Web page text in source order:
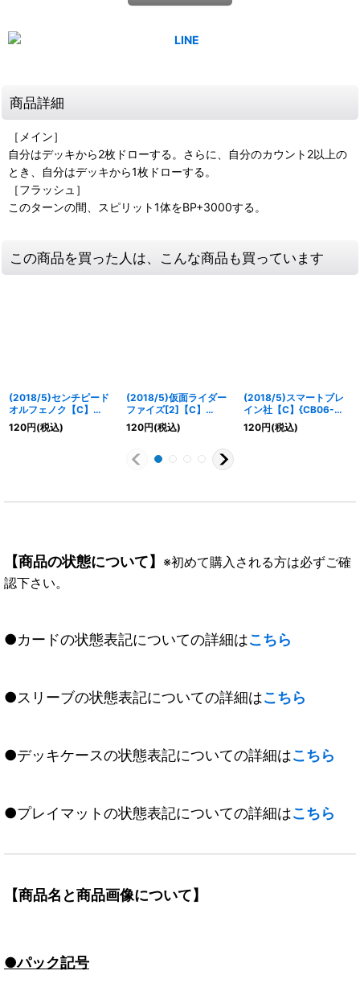
商品詳細
［メイン］
自分はデッキから2枚ドローする。さらに、自分のカウント2以上の
とき、自分はデッキから1枚ドローする。
［フラッシュ］
このターンの間、スピリット1体をBP+3000する。
この商品を買った人は、こんな商品も買っています
(2018/5)センチピード
オルフェノク【C】
{CB06-024}《紫》
120円(税込)
(2018/5)仮面ライダー
ファイズ[2]【C】
{CB06-003}《赤》
120円(税込)
(2018/5)スマートブレ
イン社【C】{CB06-
072}《紫》
120円(税込)
【商品の状態について】 ※初めて購入される方は必ずご確
認下さい。
●カードの状態表記についての詳細はこちら
●スリーブの状態表記についての詳細はこちら
●デッキケースの状態表記についての詳細はこちら
●プレイマットの状態表記についての詳細はこちら
【商品名と商品画像について】
●パック記号